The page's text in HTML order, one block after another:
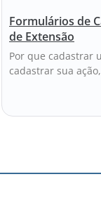
Formulários de
de Extensão
Por que cadastrar
cadastrar sua